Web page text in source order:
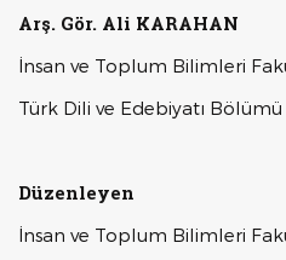
Arş. Gör. Ali KARAHAN
İnsan ve Toplum Bilimleri
Türk Dili ve Edebiyatı Bölümü
Düzenleyen
İnsan ve Toplum Bilimleri